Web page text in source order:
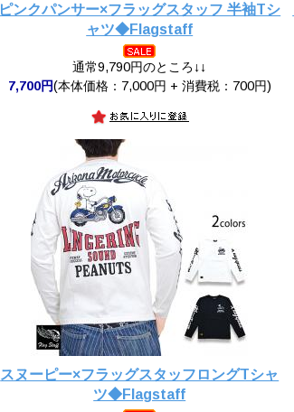
ピンクパンサー×フラッグスタッフ 半袖Tシ
ャツ◆Flagstaff
通常9,790円のところ↓↓
7,700円(本体価格：7,000円 + 消費税：700円)
スヌーピー×フラッグスタッフロングTシャ
ツ◆Flagstaff